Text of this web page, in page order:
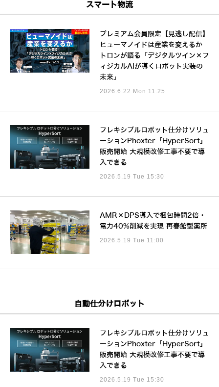
スマート物流
プレミアム会員限定【見逃し配信】
ヒューマノイドは産業を変えるか
トロンが語る「デジタルツイン×フ
ィジカルAIが導くロボット実装の
未来」
2026.6.22 Mon 11:25
フレキシブルロボット仕分けソリュ
ーションPhoxter「HyperSort」
販売開始 大規模改修工事不要で導
入できる
2026.5.19 Tue 15:30
AMR×DPS導入で梱包時間2倍・
電力40%削減を実現 再春館製薬所
2026.5.19 Tue 11:00
自動仕分けロボット
フレキシブルロボット仕分けソリュ
ーションPhoxter「HyperSort」
販売開始 大規模改修工事不要で導
入できる
2026.5.19 Tue 15:30